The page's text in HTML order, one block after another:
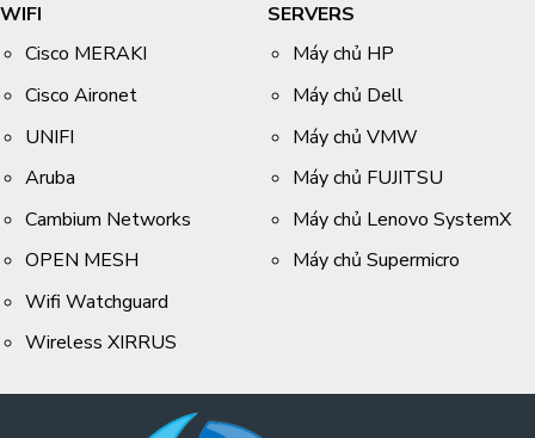
WIFI
Cisco MERAKI
Cisco Aironet
UNIFI
Aruba
Cambium Networks
OPEN MESH
Wifi Watchguard
Wireless XIRRUS
SERVERS
Máy chủ HP
Máy chủ Dell
Máy chủ VMW
Máy chủ FUJITSU
Máy chủ Lenovo SystemX
Máy chủ Supermicro